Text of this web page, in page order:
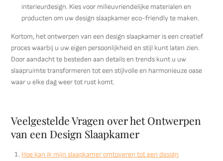
interieurdesign. Kies voor milieuvriendelijke materialen en
producten om uw design slaapkamer eco-friendly te maken.
Kortom, het ontwerpen van een design slaapkamer is een creatief
proces waarbij u uw eigen persoonlijkheid en stijl kunt laten zien.
Door aandacht te besteden aan details en trends kunt u uw
slaapruimte transformeren tot een stijlvolle en harmonieuze oase
waar u elke dag weer tot rust komt.
Veelgestelde Vragen over het Ontwerpen
van een Design Slaapkamer
Hoe kan ik mijn slaapkamer omtoveren tot een design